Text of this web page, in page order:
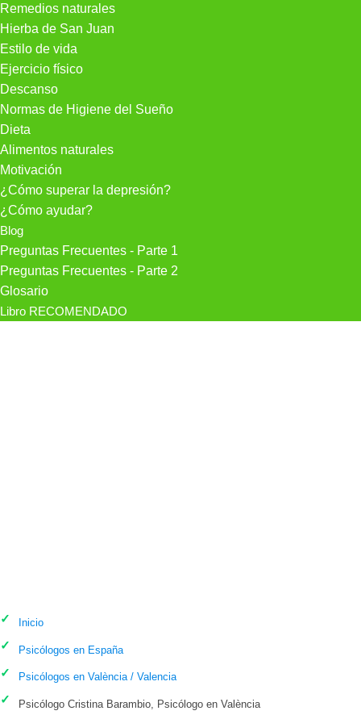
Remedios naturales
Hierba de San Juan
Estilo de vida
Ejercicio físico
Descanso
Normas de Higiene del Sueño
Dieta
Alimentos naturales
Motivación
¿Cómo superar la depresión?
¿Cómo ayudar?
Blog
Preguntas Frecuentes - Parte 1
Preguntas Frecuentes - Parte 2
Glosario
Libro RECOMENDADO
Inicio
Psicólogos en España
Psicólogos en València / Valencia
Psicólogo Cristina Barambio, Psicólogo en València